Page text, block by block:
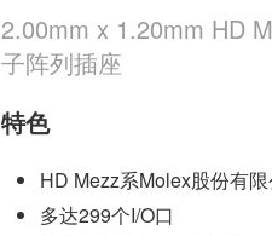
2.00mm x 1.20mm HD
子阵列插座
特色
HD Mezz系Molex股份有
多达299个I/O口